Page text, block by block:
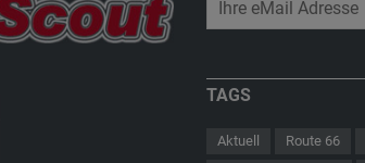
TAGS
Aktuell Route 66